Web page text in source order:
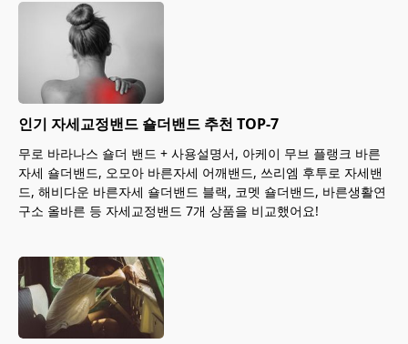
인기 자세교정밴드 숄더밴드 추천 TOP-7
무로 바라나스 숄더 밴드 + 사용설명서, 아케이 무브 플랭크 바른
자세 숄더밴드, 오모아 바른자세 어깨밴드, 쓰리엠 후투로 자세밴
드, 해비다운 바른자세 숄더밴드 블랙, 코멧 숄더밴드, 바른생활연
구소 올바른 등 자세교정밴드 7개 상품을 비교했어요!